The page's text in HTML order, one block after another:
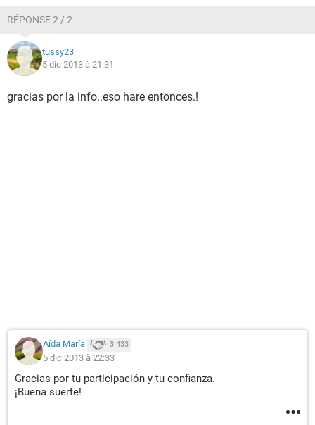
RÉPONSE 2 / 2
tussy23
5 dic 2013 à 21:31
gracias por la info..eso hare entonces.!
Aída María 3.433
5 dic 2013 à 22:33
Gracias por tu participación y tu confianza.
¡Buena suerte!